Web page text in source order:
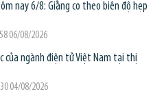
nay 6/8: Giằng co theo biên độ hẹp
06/08/2026
của ngành điện tử Việt Nam tại thị
04/08/2026